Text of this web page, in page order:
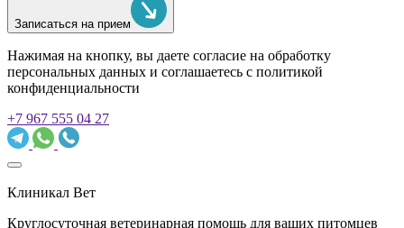
Записаться на прием
Нажимая на кнопку, вы даете согласие на обработку
персональных данных и соглашаетесь c политикой
конфиденциальности
+7 967 555 04 27
Клиникал Вет
Круглосуточная ветеринарная помощь для ваших питомцев